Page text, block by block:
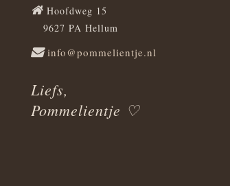
Hoofdweg 15
9627 PA Hellum
info@pommelientje.nl
Liefs,
Pommelientje ♡